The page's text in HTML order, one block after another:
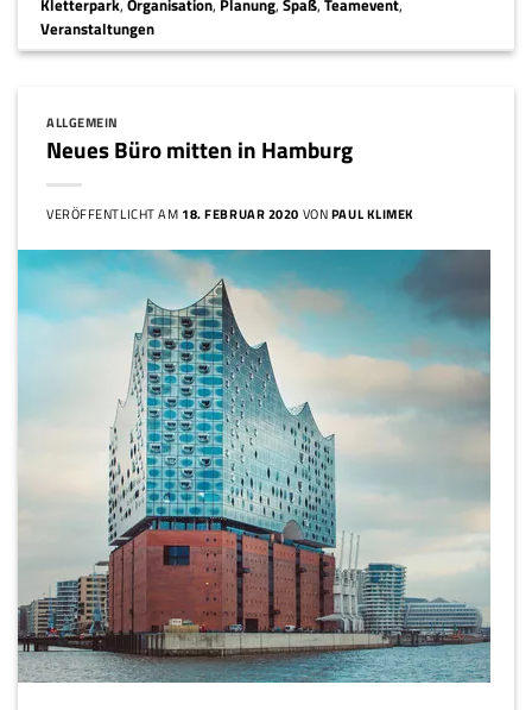
Veranstaltungen
ALLGEMEIN
Neues Büro mitten in Hamburg
VERÖFFENTLICHT AM 18. FEBRUAR 2020 VONPAUL KLIMEK